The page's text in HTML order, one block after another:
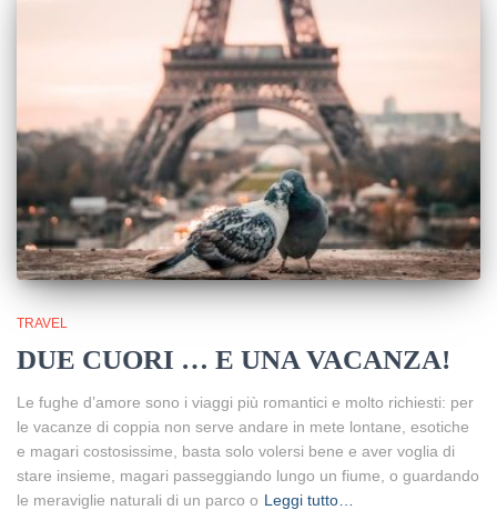
TRAVEL
DUE CUORI … E UNA VACANZA!
Le fughe d’amore sono i viaggi più romantici e molto richiesti: per
le vacanze di coppia non serve andare in mete lontane, esotiche
e magari costosissime, basta solo volersi bene e aver voglia di
stare insieme, magari passeggiando lungo un fiume, o guardando
le meraviglie naturali di un parco o Leggi tutto…